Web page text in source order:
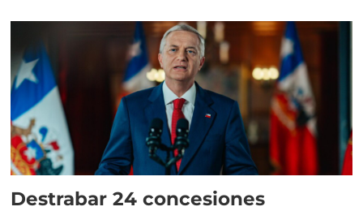
Destrabar 24 concesiones